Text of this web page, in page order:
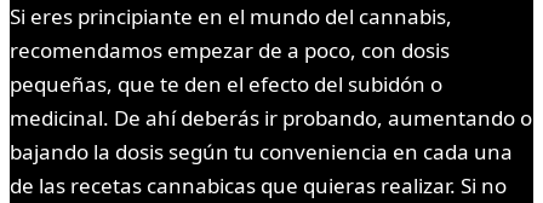
Si eres principiante en el mundo del cannabis,
recomendamos empezar de a poco, con dosis
pequeñas, que te den el efecto del subidón o
medicinal. De ahí deberás ir probando, aumentando o
bajando la dosis según tu conveniencia en cada una
de las recetas cannabicas que quieras realizar. Si no